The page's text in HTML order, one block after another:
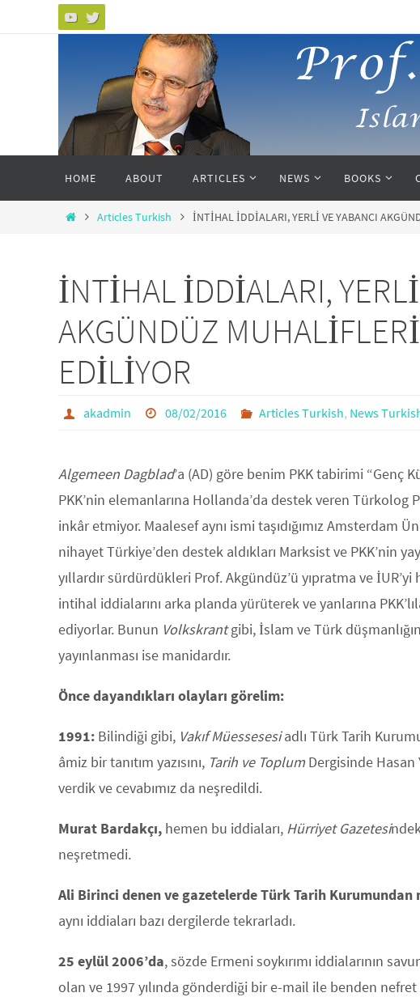
content
HOME ABOUT ARTICLES NEWS BOOKS
HomeArticles Turkish İNTİHAL İDDİALARI, YERLİ VE YABANCI
İNTİHAL İDDİALARI, YERLİ
AKGÜNDÜZ
EDİLİYOR
akadmin 08/02/2016 Articles Turkish, News
Algemeen Dagblad’a (AD) göre benim PKK tabirimi “Genç
PKK’nin elemanlarına Hollanda’da destek veren Türkolog
inkâr etmiyor. Maalesef aynı ismi taşıdığımız Amsterdam
nihayet Türkiye’den destek aldıkları Marksist ve PKK’nin
yıllardır sürdürdükleri Prof. Akgündüz’ü yıpratma ve
intihal iddialarını arka planda yürüterek ve yanlarına
ediyorlar. Bunun Volkskrantgibi, İslam ve Türk
yayınlanması ise manidardır.
Önce dayandıkları olayları görelim:
1991: Bilindiği gibi, Vakıf Müessesesiadlı Türk Tarih
âmiz bir tanıtım yazısını, Tarih ve Toplum Dergisinde Hasan
verdik ve cevabımız da neşredildi.
Murat Bardakçı, hemen bu iddiaları, Hürriyet Gazetesi
neşretmedi.
Ali Birinci denen ve gazetelerde Türk Tarih Kurumundan
aynı iddiaları bazı dergilerde tekrarladı.
25 eylül 2006’da, sözde Ermeni soykırımı iddialarının
olan ve 1997 yılında gönderdiği bir e-mail ile benden